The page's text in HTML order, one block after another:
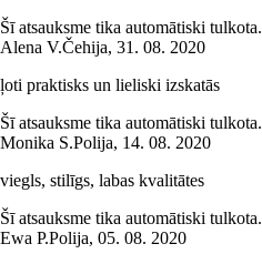
Šī atsauksme tika automātiski tulkota.
Alena V.Čehija, 31. 08. 2020
ļoti praktisks un lieliski izskatās
Šī atsauksme tika automātiski tulkota.
Monika S.Polija, 14. 08. 2020
viegls, stilīgs, labas kvalitātes
Šī atsauksme tika automātiski tulkota.
Ewa P.Polija, 05. 08. 2020